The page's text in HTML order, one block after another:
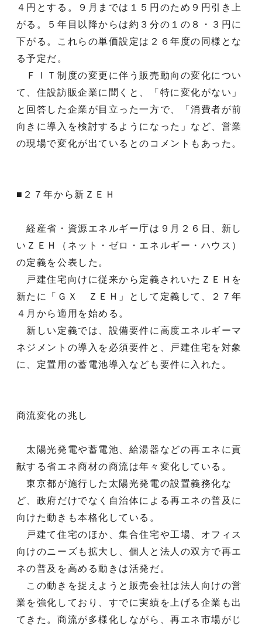
４円とする。９月までは１５円のため９円引き上
がる。５年目以降からは約３分の１の８・３円に
下がる。これらの単価設定は２６年度の同様とな
る予定だ。
ＦＩＴ制度の変更に伴う販売動向の変化につい
て、住設訪販企業に聞くと、「特に変化がない」
と回答した企業が目立った一方で、「消費者が前
向きに導入を検討するようになった」など、営業
の現場で変化が出ているとのコメントもあった。
■２７年から新ＺＥＨ
経産省・資源エネルギー庁は９月２６日、新し
いＺＥＨ（ネット・ゼロ・エネルギー・ハウス）
の定義を公表した。
戸建住宅向けに従来から定義されいたＺＥＨを
新たに「ＧＸ ＺＥＨ」として定義して、２７年
４月から適用を始める。
新しい定義では、設備要件に高度エネルギーマ
ネジメントの導入を必須要件と、戸建住宅を対象
に、定置用の蓄電池導入なども要件に入れた。
商流変化の兆し
太陽光発電や蓄電池、給湯器などの再エネに貢
献する省エネ商材の商流は年々変化している。
東京都が施行した太陽光発電の設置義務化な
ど、政府だけでなく自治体による再エネの普及に
向けた動きも本格化している。
戸建て住宅のほか、集合住宅や工場、オフィス
向けのニーズも拡大し、個人と法人の双方で再エ
ネの普及を高める動きは活発だ。
この動きを捉えようと販売会社は法人向けの営
業を強化しており、すでに実績を上げる企業も出
てきた。商流が多様化しながら、再エネ市場がじ